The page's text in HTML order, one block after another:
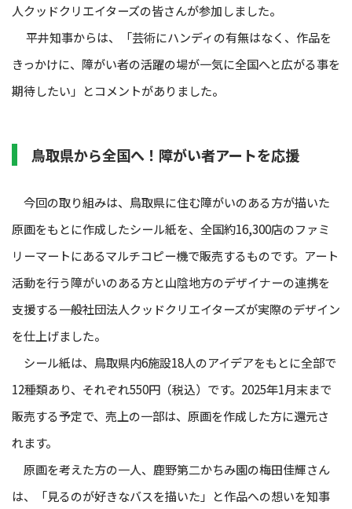
人クッドクリエイターズの皆さんが参加しました。
平井知事からは、「芸術にハンディの有無はなく、作品を
きっかけに、障がい者の活躍の場が一気に全国へと広がる事を
期待したい」とコメントがありました。
鳥取県から全国へ！障がい者アートを応援
今回の取り組みは、鳥取県に住む障がいのある方が描いた
原画をもとに作成したシール紙を、全国約16,300店のファミ
リーマートにあるマルチコピー機で販売するものです。アート
活動を行う障がいのある方と山陰地方のデザイナーの連携を
支援する一般社団法人クッドクリエイターズが実際のデザイン
を仕上げました。
シール紙は、鳥取県内6施設18人のアイデアをもとに全部で
12種類あり、それぞれ550円（税込）です。2025年1月末まで
販売する予定で、売上の一部は、原画を作成した方に還元さ
れます。
原画を考えた方の一人、鹿野第二かちみ園の梅田佳輝さん
は、「見るのが好きなバスを描いた」と作品への想いを知事